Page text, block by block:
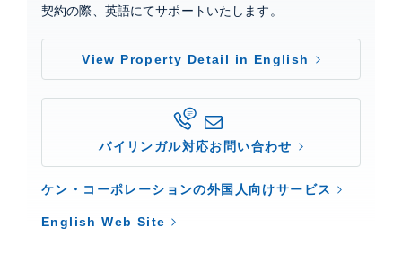
契約の際、英語にてサポートいたします。
View Property Detail in English
バイリンガル対応お問い合わせ
ケン・コーポレーションの外国人向けサービス
English Web Site